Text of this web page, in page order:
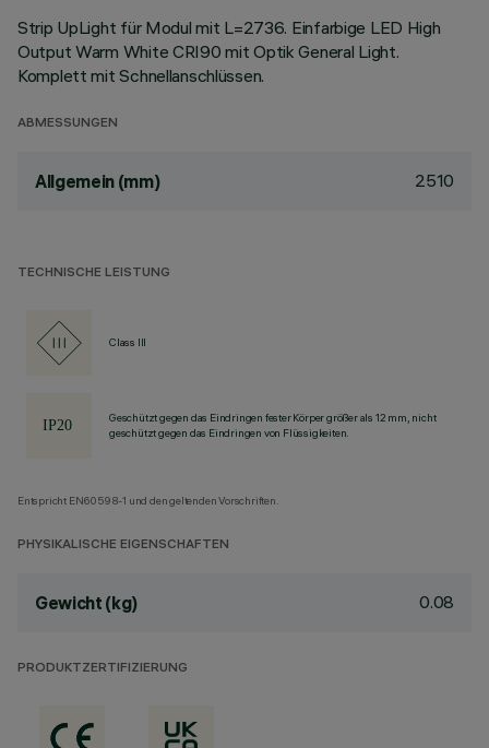
Strip UpLight für Modul mit L=2736. Einfarbige LED High
Output Warm White CRI90 mit Optik General Light.
Komplett mit Schnellanschlüssen.
ABMESSUNGEN
Allgemein (mm) 2510
TECHNISCHE LEISTUNG
Class III
Geschützt gegen das Eindringen fester Körper größer als 12 mm, nicht
geschützt gegen das Eindringen von Flüssigkeiten.
Entspricht EN60598-1 und den geltenden Vorschriften.
PHYSIKALISCHE EIGENSCHAFTEN
Gewicht (kg) 0.08
PRODUKTZERTIFIZIERUNG